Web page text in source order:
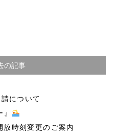
の記事
について
放時刻変更のご案内